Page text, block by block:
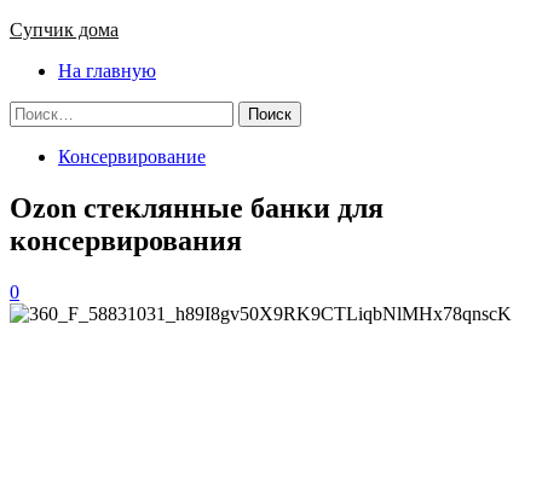
Основное
Супчик дома
На главную
Найти:
Консервирование
Ozon стеклянные банки для
консервирования
0